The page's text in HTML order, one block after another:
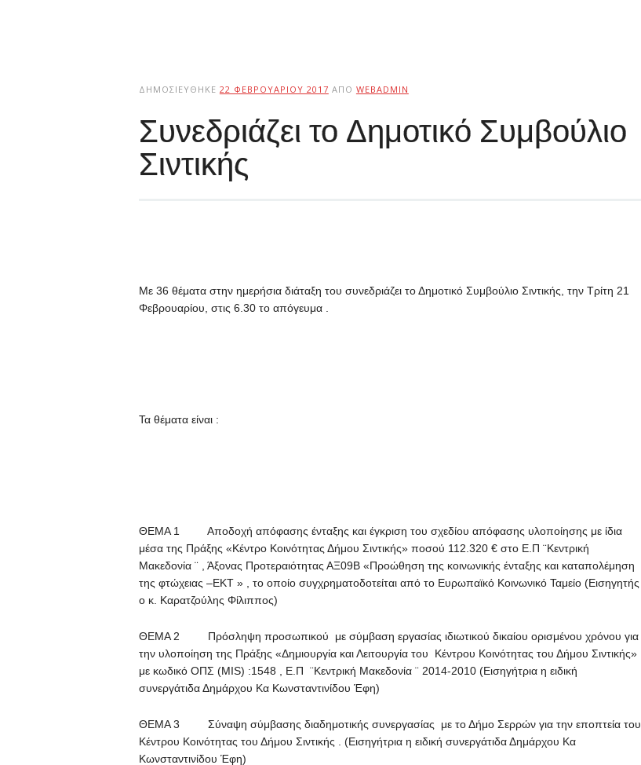
ΔΗΜΟΣΙΕΎΘΗΚΕ 22 ΦΕΒΡΟΥΑΡΊΟΥ 2017 ΑΠΌ WEBADMIN
Συνεδριάζει το Δημοτικό Συμβούλιο
Σιντικής
Με 36 θέματα στην ημερήσια διάταξη του συνεδριάζει το Δημοτικό Συμβούλιο Σιντικής, την Τρίτη 21
Φεβρουαρίου, στις 6.30 το απόγευμα .
Τα θέματα είναι :
ΘΕΜΑ 1 Αποδοχή απόφασης ένταξης και έγκριση του σχεδίου απόφασης υλοποίησης με ίδια
μέσα της Πράξης «Κέντρο Κοινότητας Δήμου Σιντικής» ποσού 112.320 € στο Ε.Π ¨Κεντρική
Μακεδονία ¨ , Άξονας Προτεραιότητας ΑΞ09Β «Προώθηση της κοινωνικής ένταξης και καταπολέμηση
της φτώχειας –ΕΚΤ » , το οποίο συγχρηματοδοτείται από το Ευρωπαϊκό Κοινωνικό Ταμείο (Εισηγητής
ο κ. Καρατζούλης Φίλιππος)
ΘΕΜΑ 2 Πρόσληψη προσωπικού με σύμβαση εργασίας ιδιωτικού δικαίου ορισμένου χρόνου για
την υλοποίηση της Πράξης «Δημιουργία και Λειτουργία του Κέντρου Κοινότητας του Δήμου Σιντικής»
με κωδικό ΟΠΣ (ΜΙS) :1548 , Ε.Π ¨Κεντρική Μακεδονία ¨ 2014-2010 (Εισηγήτρια η ειδική
συνεργάτιδα Δημάρχου Κα Κωνσταντινίδου Έφη)
ΘΕΜΑ 3 Σύναψη σύμβασης διαδημοτικής συνεργασίας με το Δήμο Σερρών για την εποπτεία του
Κέντρου Κοινότητας του Δήμου Σιντικής . (Εισηγήτρια η ειδική συνεργάτιδα Δημάρχου Κα
Κωνσταντινίδου Έφη)